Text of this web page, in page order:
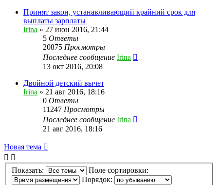
Принят закон, устанавливающий крайний срок для
выплаты зарплаты
Irina » 27 июн 2016, 21:44
5 Ответы
20875 Просмотры
Последнее сообщение Irina
13 окт 2016, 20:08
Двойной детский вычет
Irina » 21 авг 2016, 18:16
0 Ответы
11247 Просмотры
Последнее сообщение Irina
21 авг 2016, 18:16
Новая тема
Показать:
Поле сортировки:
Порядок: